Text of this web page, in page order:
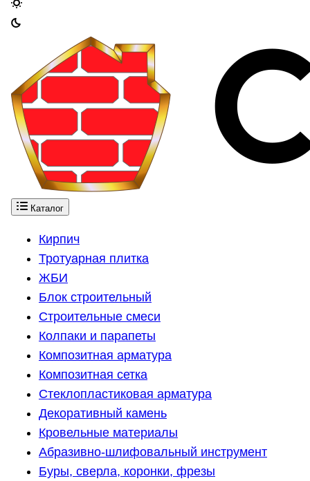
Каталог
Кирпич
Тротуарная плитка
ЖБИ
Блок строительный
Строительные смеси
Колпаки и парапеты
Композитная арматура
Композитная сетка
Стеклопластиковая арматура
Декоративный камень
Кровельные материалы
Абразивно-шлифовальный инструмент
Буры, сверла, коронки, фрезы